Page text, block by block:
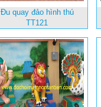
Đu quay đảo hình thú
TT121